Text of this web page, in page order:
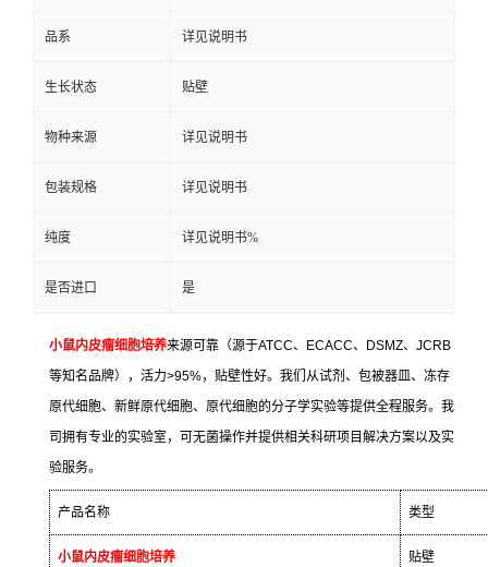
品系 详见说明书
生长状态 贴壁
物种来源 详见说明书
包装规格 详见说明书
纯度 详见说明书%
是否进口 是
小鼠内皮瘤细胞培养来源可靠（源于ATCC、 ECACC、 DSMZ、 JCRB
等知名品牌），活力>95%，贴壁性好。我们从试剂、包被器皿、冻存
原代细胞、新鲜原代细胞、原代细胞的分子学实验等提供全程服务。我
司拥有专业的实验室，可无菌操作并提供相关科研项目解决方案以及实
验服务。
产品名称 类型
小鼠内皮瘤细胞培养 贴壁